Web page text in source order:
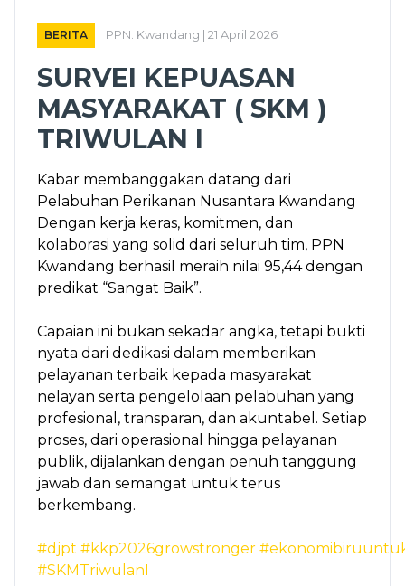
BERITA PPN. Kwandang | 21 April 2026
SURVEI KEPUASAN
MASYARAKAT ( SKM )
TRIWULAN I
Kabar membanggakan datang dari
Pelabuhan Perikanan Nusantara Kwandang
Dengan kerja keras, komitmen, dan
kolaborasi yang solid dari seluruh tim, PPN
Kwandang berhasil meraih nilai 95,44 dengan
predikat “Sangat Baik”.
Capaian ini bukan sekadar angka, tetapi bukti
nyata dari dedikasi dalam memberikan
pelayanan terbaik kepada masyarakat
nelayan serta pengelolaan pelabuhan yang
profesional, transparan, dan akuntabel. Setiap
proses, dari operasional hingga pelayanan
publik, dijalankan dengan penuh tanggung
jawab dan semangat untuk terus
berkembang.
#djpt #kkp2026growstronger
#SKMTriwulanI